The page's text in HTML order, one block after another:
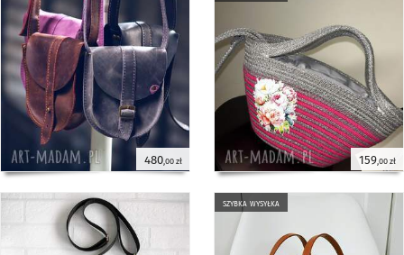
480,00 zł 159,00 zł
szybka wysyłka